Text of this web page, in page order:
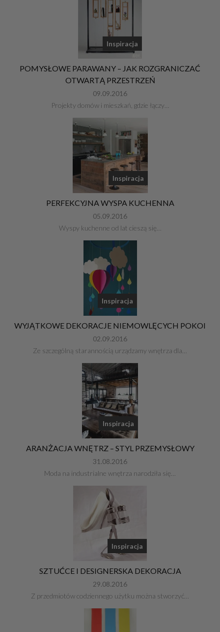
Inspiracja
POMYSŁOWE PARAWANY – JAK ROZGRANICZAĆ
OTWARTĄ PRZESTRZEŃ
09.09.2016
Projekty domów i mieszkań, gdzie łączy…
Inspiracja
PERFEKCYJNA WYSPA KUCHENNA
05.09.2016
Wyspy kuchenne od lat cieszą się…
Inspiracja
WYJĄTKOWE DEKORACJE NIEMOWLĘCYCH POKOI
02.09.2016
Ze szczególną starannością urządzamy wnętrza dla…
Inspiracja
ARANŻACJA WNĘTRZ – STYL PRZEMYSŁOWY
31.08.2016
Moda na industrialne wnętrza narodziła się…
Inspiracja
SZTUĆCE I DESIGNERSKA DEKORACJA
29.08.2016
Z przedmiotów codziennego użytku można stworzyć…